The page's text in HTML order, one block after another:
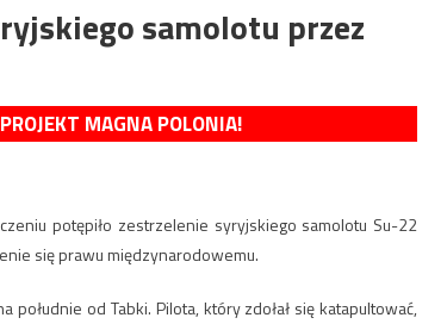
samolotu przez
MAGNA POLONIA!
potępiło zestrzelenie syryjskiego samolotu Su-22
się prawu międzynarodowemu.
od Tabki. Pilota, który zdołał się katapultować,